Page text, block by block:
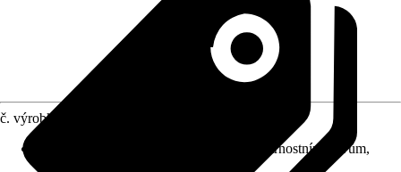
č. výrobku
Natíratelné, Odolný vůči povětrnostním vlivům,